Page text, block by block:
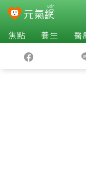
焦點 養生 醫